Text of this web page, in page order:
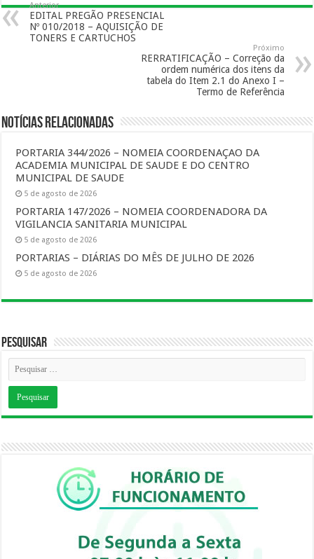
Anterior
EDITAL PREGÃO PRESENCIAL
Nº 010/2018 – AQUISIÇÃO DE
TONERS E CARTUCHOS
Próximo
RERRATIFICAÇÃO – Correção da
ordem numérica dos itens da
tabela do Item 2.1 do Anexo I –
Termo de Referência
Notícias Relacionadas
PORTARIA 344/2026 – NOMEIA COORDENAÇAO DA
ACADEMIA MUNICIPAL DE SAUDE E DO CENTRO
MUNICIPAL DE SAUDE
5 de agosto de 2026
PORTARIA 147/2026 – NOMEIA COORDENADORA DA
VIGILANCIA SANITARIA MUNICIPAL
5 de agosto de 2026
PORTARIAS – DIÁRIAS DO MÊS DE JULHO DE 2026
5 de agosto de 2026
Pesquisar